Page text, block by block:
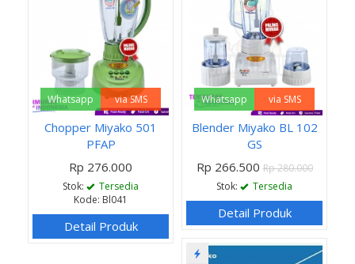
Whatsapp via SMS
Chopper Miyako 501
PFAP
Rp 276.000
Stok:
Tersedia
Kode: Bl041
Detail Produk
Whatsapp via SMS
Blender Miyako BL 102
GS
Rp 266.500Rp 280.000
Stok:
Tersedia
Detail Produk